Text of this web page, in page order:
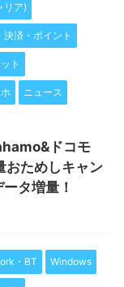
リア)
決済・ポイント
ト
ニュース
ドコモ
ためしキャン
タ増量！
・BT Windows